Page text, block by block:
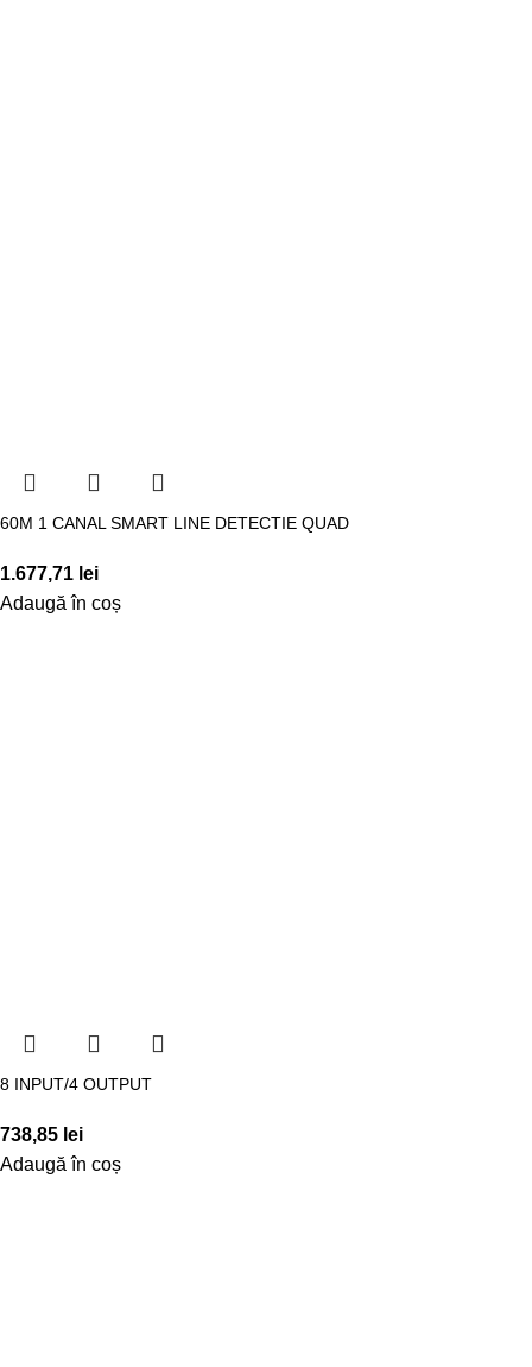
60M 1 CANAL SMART LINE DETECTIE QUAD
1.677,71 lei
Adaugă în coș
8 INPUT/4 OUTPUT
738,85 lei
Adaugă în coș